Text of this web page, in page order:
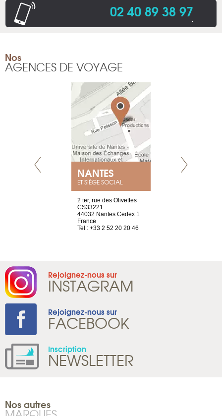
02 40 89 38 97.
Nos
AGENCES DE VOYAGE
NANTES
ET SIÈGE SOCIAL
2 ter, rue des Olivettes
CS33221
44032 Nantes Cedex 1
France
Tel : +33 2 52 20 20 46
Rejoignez-nous sur
INSTAGRAM
Rejoignez-nous sur
FACEBOOK
Inscription
NEWSLETTER
Nos autres